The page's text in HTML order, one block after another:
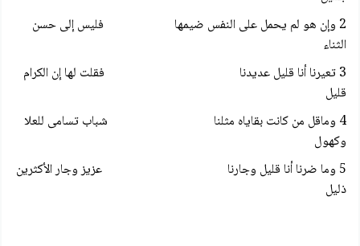
2 وإن هو لم يحمل على النفس ضيمها فليس إلى حسن
الثناء
3 تعيرنا أنا قليل عديدنا فقلت لها إن الكرام
قليل
4 وماقل من كانت بقاياه مثلنا شباب تسامى للعلا
وكهول
5 وما ضرنا أنا قليل وجارنا عزيز وجار الأكثرين
ذليل